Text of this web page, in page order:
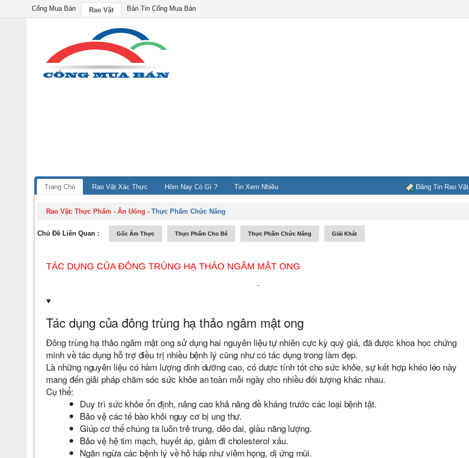
Cổng Mua Bán Rao Vặt Bản Tin Cổng Mua Bán
Trang Chủ Rao Vặt Xác Thực Hôm Nay Có Gì ? Tin Xem Nhiều Đăng Tin Rao Vặt
Rao Vặt:Thực Phẩm - Ăn Uống -Thực Phẩm Chức Năng
Chủ Đề Liên Quan : Gốc Ẩm Thực Thực Phẩm Cho Bé Thực Phẩm Chức Năng Giải Khát
TÁC DỤNG CỦA ĐÔNG TRÙNG HẠ THẢO NGÂM MẬT ONG
-
Tác dụng của đông trùng hạ thảo ngâm mật ong
Đông trùng hạ thảo ngâm mật ong sử dụng hai nguyên liệu tự nhiên cực kỳ quý giá, đã được khoa học chứng
minh về tác dụng hỗ trợ điều trị nhiều bệnh lý cũng như có tác dụng trong làm đẹp.
Là những nguyên liệu có hàm lượng dinh dưỡng cao, có dược tính tốt cho sức khỏe, sự kết hợp khéo léo này
mang đến giải pháp chăm sóc sức khỏe an toàn mỗi ngày cho nhiều đối tượng khác nhau.
Cụ thể:
Duy trì sức khỏe ổn định, nâng cao khả năng đề kháng trước các loại bệnh tật.
Bảo vệ các tế bào khỏi nguy cơ bị ung thư.
Giúp cơ thể chúng ta luôn trẻ trung, dẻo dai, giàu năng lượng.
Bảo vệ hệ tim mạch, huyết áp, giảm đi cholesterol xấu.
Ngăn ngừa các bệnh lý về hô hấp như viêm họng, dị ứng mũi.